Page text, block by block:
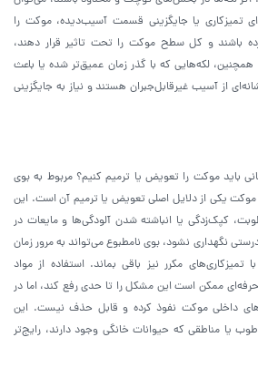
تمیزکاری یا جایگزینی قسمت آسیب‌دیده، موکت را
باشند و کل سطح موکت را تحت تاثیر قرار دهند،
لکه‌هایی که با گذر زمان عمیق‌تر شده یا باعث
از آسیب غیرقابل‌جبران هستند و نیاز به جایگزینی
باید موکت را تعویض یا ترمیم کنیم؟ مربوط به بوی
یکی از دلایل اصلی تعویض یا ترمیم آن است. این
کپک‌زدگی یا انباشته شدن آلودگی‌ها و مایعات در
نگهداری نشود، بوی نامطبوع می‌تواند به مرور زمان
مکرر نیز باقی بماند. استفاده از مواد
ممکن است این مشکل را تا حدی رفع کند، اما در
داخلی موکت نفوذ کرده و قابل حذف نیست. این
یا مناطقی که حیوانات خانگی وجود دارند، رایج‌تر